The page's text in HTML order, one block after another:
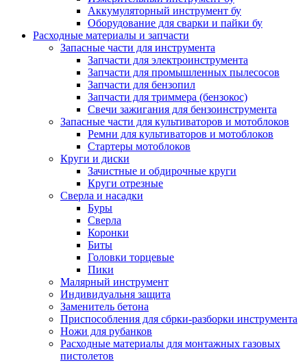
Аккумуляторный инструмент бу
Оборудование для сварки и пайки бу
Расходные материалы и запчасти
Запасные части для инструмента
Запчасти для электроинструмента
Запчасти для промышленных пылесосов
Запчасти для бензопил
Запчасти для триммера (бензокос)
Свечи зажигания для бензоинструмента
Запасные части для культиваторов и мотоблоков
Ремни для культиваторов и мотоблоков
Стартеры мотоблоков
Круги и диски
Зачистные и обдирочные круги
Круги отрезные
Сверла и насадки
Буры
Сверла
Коронки
Биты
Головки торцевые
Пики
Малярный инструмент
Индивидуальня защита
Заменитель бетона
Приспособления для сбрки-разборки инструмента
Ножи для рубанков
Расходные материалы для монтажных газовых
пистолетов